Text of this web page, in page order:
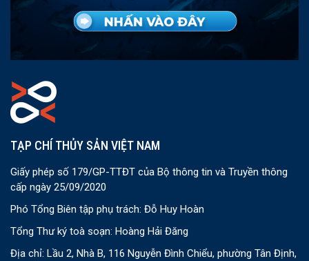
TẠP CHÍ THỦY SẢN VIỆT NAM
Giấy phép số 179/GP-TTĐT của Bộ thông tin và Truyền thông
cấp ngày 25/09/2020
Phó Tổng Biên tập phụ trách: Đỗ Huy Hoàn
Tổng Thư ký toà soạn: Hoàng Hải Đăng
Địa chỉ: Lầu 2, Nhà B, 116 Nguyễn Đình Chiểu, phường Tân Định,